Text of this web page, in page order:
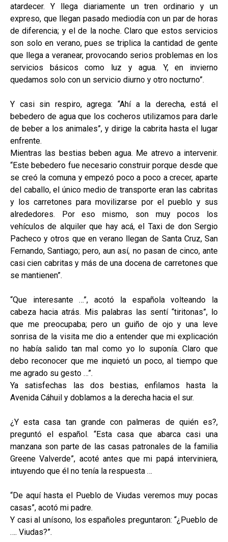
atardecer. Y llega diariamente un tren ordinario y un
expreso, que llegan pasado mediodía con un par de horas
de diferencia; y el de la noche. Claro que estos servicios
son solo en verano, pues se triplica la cantidad de gente
que llega a veranear, provocando serios problemas en los
servicios básicos como luz y agua. Y, en invierno
quedamos solo con un servicio diurno y otro nocturno”.
Y casi sin respiro, agrega: “Ahí a la derecha, está el
bebedero de agua que los cocheros utilizamos para darle
de beber a los animales”, y dirige la cabrita hasta el lugar
enfrente.
Mientras las bestias beben agua. Me atrevo a intervenir.
“Este bebedero fue necesario construir porque desde que
se creó la comuna y empezó poco a poco a crecer, aparte
del caballo, el único medio de transporte eran las cabritas
y los carretones para movilizarse por el pueblo y sus
alrededores. Por eso mismo, son muy pocos los
vehículos de alquiler que hay acá, el Taxi de don Sergio
Pacheco y otros que en verano llegan de Santa Cruz, San
Fernando, Santiago; pero, aun así, no pasan de cinco, ante
casi cien cabritas y más de una docena de carretones que
se mantienen”.
“Que interesante …”, acotó la española volteando la
cabeza hacia atrás. Mis palabras las sentí “tiritonas”, lo
que me preocupaba; pero un guiño de ojo y una leve
sonrisa de la visita me dio a entender que mi explicación
no había salido tan mal como yo lo suponía. Claro que
debo reconocer que me inquietó un poco, al tiempo que
me agrado su gesto …”.
Ya satisfechas las dos bestias, enfilamos hasta la
Avenida Cáhuil y doblamos a la derecha hacia el sur.
¿Y esta casa tan grande con palmeras de quién es?,
preguntó el español. “Esta casa que abarca casi una
manzana son parte de las casas patronales de la familia
Greene Valverde”, acoté antes que mi papá interviniera,
intuyendo que él no tenía la respuesta …
“De aquí hasta el Pueblo de Viudas veremos muy pocas
casas”, acotó mi padre.
Y casi al unísono, los españoles preguntaron: “¿Pueblo de
…. Viudas?”.